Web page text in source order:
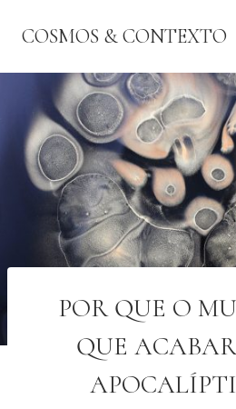
para
Conteúdo
COSMOS & CONTEXTO
POR QUE O
QUE